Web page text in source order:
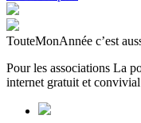
TouteMonAnnée c’est
Pour les associations La
internet gratuit et